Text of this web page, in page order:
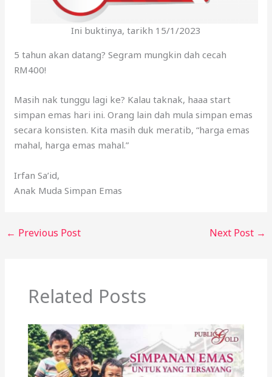
Ini buktinya, tarikh 15/1/2023
5 tahun akan datang? Segram mungkin dah cecah
RM400!
Masih nak tunggu lagi ke? Kalau taknak, haaa start
simpan emas hari ini. Orang lain dah mula simpan emas
secara konsisten. Kita masih duk meratib, “harga emas
mahal, harga emas mahal.”
Irfan Sa’id,
Anak Muda Simpan Emas
← Previous Post Next Post →
Related Posts